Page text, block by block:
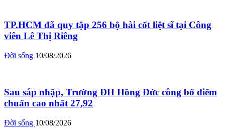
TP.HCM đã quy tập 256 bộ hài cốt liệt sĩ tại Công
viên Lê Thị Riêng
Đời sống 10/08/2026
Sau sáp nhập, Trường ĐH Hồng Đức công bố điểm
chuẩn cao nhất 27,92
Đời sống 10/08/2026